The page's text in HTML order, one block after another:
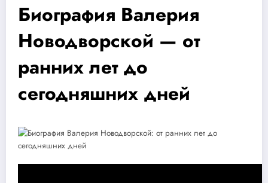
Биография Валерия
Новодворской — от
ранних лет до
сегодняшних дней